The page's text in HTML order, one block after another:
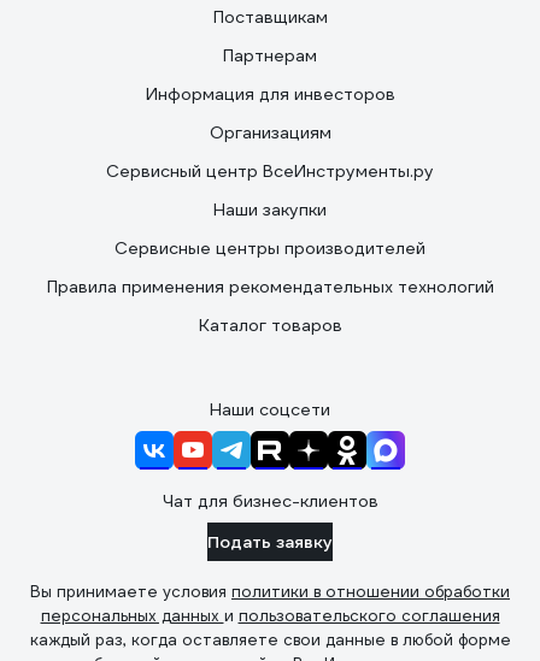
Поставщикам
Партнерам
Информация для инвесторов
Организациям
Сервисный центр ВсеИнструменты.ру
Наши закупки
Сервисные центры производителей
Правила применения рекомендательных технологий
Каталог товаров
Наши соцсети
Чат для бизнес-клиентов
Подать заявку
Вы принимаете условия политики в отношении обработки
персональных данных и пользовательского соглашения
каждый раз, когда оставляете свои данные в любой форме